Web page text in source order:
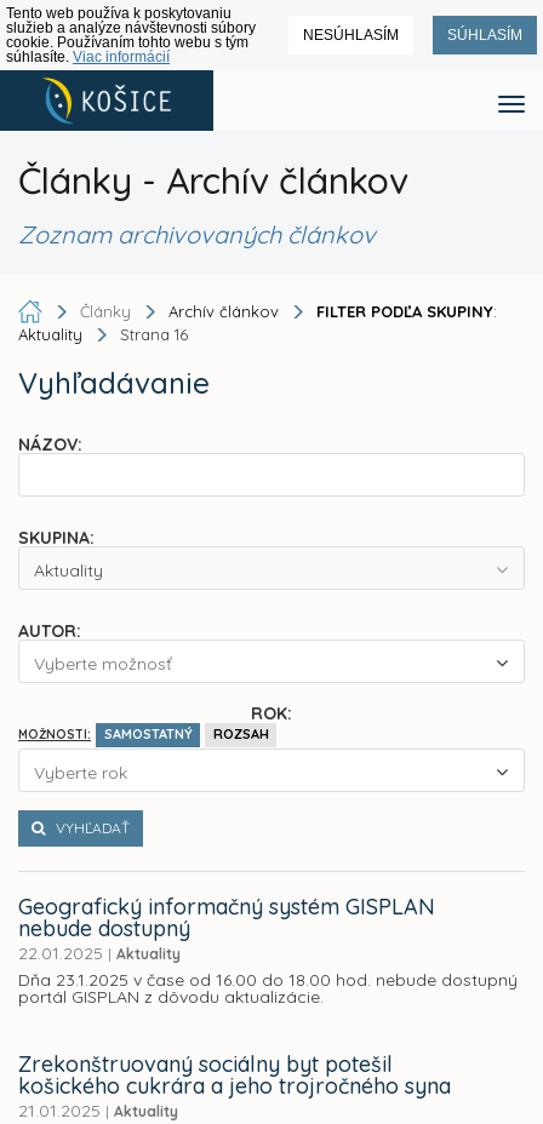
Tento web používa k poskytovaniu
služieb a analýze návštevnosti súbory
cookie. Používaním tohto webu s tým
súhlasíte. Viac informácií
NESÚHLASÍM SÚHLASÍM
Články - Archív článkov
Zoznam archivovaných článkov
Články Archív článkov FILTER PODĽA SKUPINY:
Aktuality
Strana 16
Vyhľadávanie
NÁZOV:
SKUPINA:
Aktuality
AUTOR:
Vyberte možnosť
ROK:
MOŽNOSTI: SAMOSTATNÝ ROZSAH
Vyberte rok
VYHĽADAŤ
Geografický informačný systém GISPLAN
nebude dostupný
22.01.2025 | Aktuality
Dňa 23.1.2025 v čase od 16.00 do 18.00 hod. nebude dostupný
portál GISPLAN z dôvodu aktualizácie.
Zrekonštruovaný sociálny byt potešil
košického cukrára a jeho trojročného syna
21.01.2025 | Aktuality